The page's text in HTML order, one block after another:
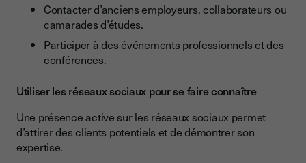
Contacter d’anciens employeurs, collaborateurs ou
camarades d’études.
Participer à des événements professionnels et des
conférences.
Utiliser les réseaux sociaux pour se faire connaître
Une présence active sur les réseaux sociaux permet
d’attirer des clients potentiels et de démontrer son
expertise.